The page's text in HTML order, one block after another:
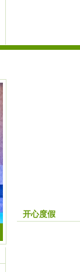
开心度假